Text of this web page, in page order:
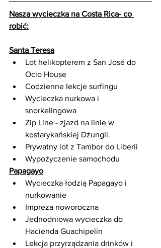
Nasza wycieczka na Costa Rica- co
robić:
Santa Teresa
Lot helikopterem z San José do
Ocio House
Codzienne lekcje surfingu
Wycieczka nurkowa i
snorkelingowa
Zip Line - zjazd na linie w
kostarykańskiej Dżungli.
Prywatny lot z Tambor do Liberii
Wypożyczenie samochodu
Papagayo
Wycieczka łodzią Papagayo i
nurkowanie
Impreza noworoczna
Jednodniowa wycieczka do
Hacienda Guachipelín
Lekcja przyrządzania drinków i